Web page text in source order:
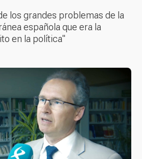
los grandes problemas de la
española que era la
en la política"